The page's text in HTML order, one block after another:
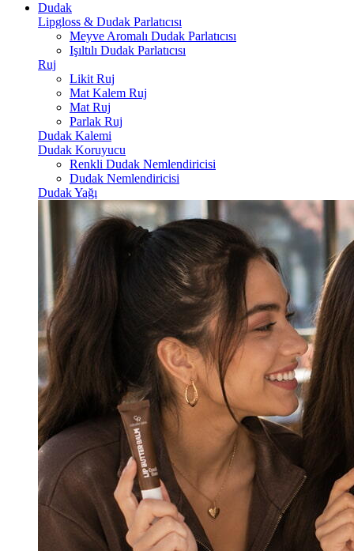
Dudak
Lipgloss & Dudak Parlatıcısı
Meyve Aromalı Dudak Parlatıcısı
Işıltılı Dudak Parlatıcısı
Ruj
Likit Ruj
Mat Kalem Ruj
Mat Ruj
Parlak Ruj
Dudak Kalemi
Dudak Koruyucu
Renkli Dudak Nemlendiricisi
Dudak Nemlendiricisi
Dudak Yağı